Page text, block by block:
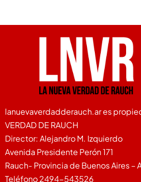
lanuevaverdadderauch.ar es
VERDAD DE RAUCH
Director: Alejandro M. Izquierdo
Avenida Presidente Perón 171
Rauch- Provincia de Buenos Aires –
Teléfono 2494-543526